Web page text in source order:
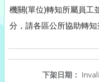
機關(單位)轉知所屬員工
分，請各區公所協助轉知
下架日期：